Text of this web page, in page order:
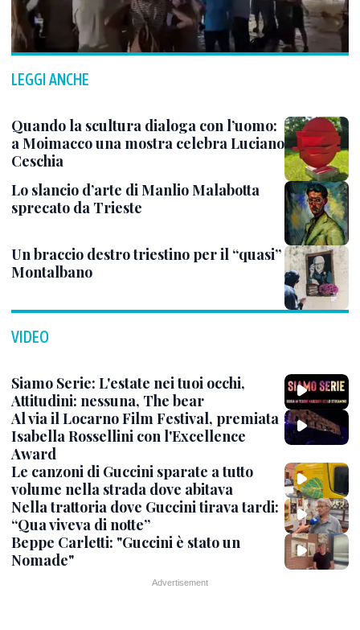
LEGGI ANCHE
Quando la scultura dialoga con l’uomo:
a Moimacco una mostra celebra Luciano
Ceschia
Lo slancio d’arte di Manlio Malabotta
sprecato da Trieste
Un braccio destro triestino per il “quasi”
Montalbano
VIDEO
Siamo Serie: L'estate nei tuoi occhi,
Attitudini: nessuna, The bear
Al via il Locarno Film Festival, premiata
Isabella Rossellini con l'Excellence
Award
Le canzoni di Guccini sparate a tutto
volume nella strada dove abitava
Nella trattoria dove Guccini tirava tardi:
“Qua viveva di notte”
Beppe Carletti: "Guccini è stato un
Nomade"